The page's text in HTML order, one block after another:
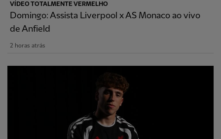
VÍDEO TOTALMENTE VERMELHO
Domingo: Assista Liverpool x AS Monaco ao vivo
de Anfield
2 horas atrás